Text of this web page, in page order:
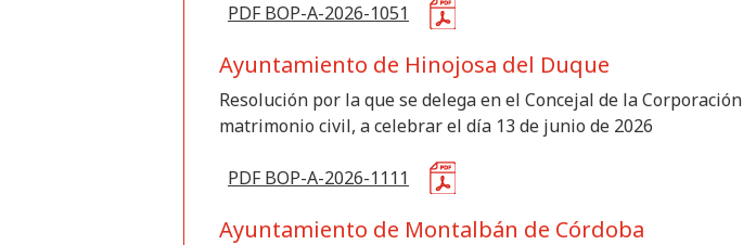
PDF BOP-A-2026-1051
Ayuntamiento de Hinojosa del Duque
Resolución por la que se delega en el Concejal de la
matrimonio civil, a celebrar el día 13 de junio de 2026
PDF BOP-A-2026-1111
Ayuntamiento de Montalbán de Córdoba